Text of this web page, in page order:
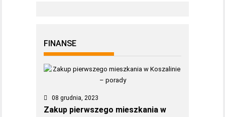
FINANSE
08 grudnia, 2023
Zakup pierwszego mieszkania w